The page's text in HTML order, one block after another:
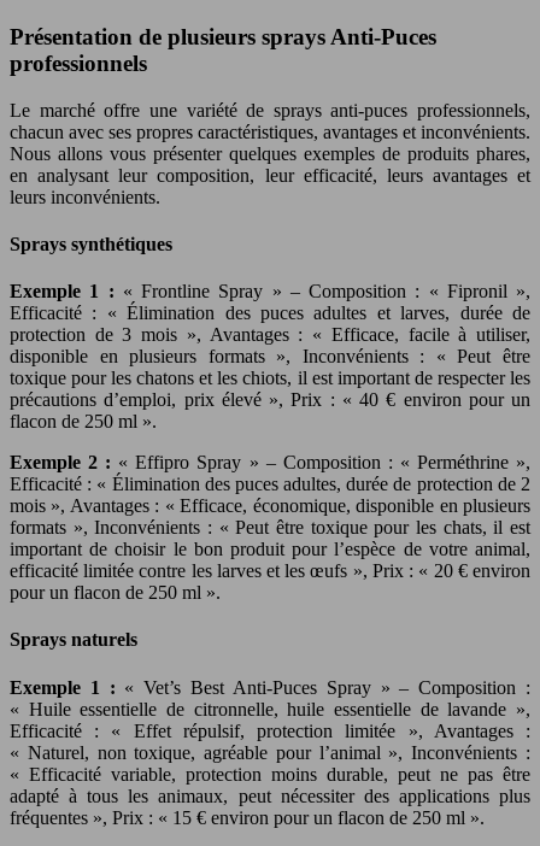
Présentation de plusieurs sprays Anti-Puces
professionnels
Le marché offre une variété de sprays anti-puces professionnels,
chacun avec ses propres caractéristiques, avantages et inconvénients.
Nous allons vous présenter quelques exemples de produits phares,
en analysant leur composition, leur efficacité, leurs avantages et
leurs inconvénients.
Sprays synthétiques
Exemple 1 : « Frontline Spray » – Composition : « Fipronil »,
Efficacité : « Élimination des puces adultes et larves, durée de
protection de 3 mois », Avantages : « Efficace, facile à utiliser,
disponible en plusieurs formats », Inconvénients : « Peut être
toxique pour les chatons et les chiots, il est important de respecter les
précautions d’emploi, prix élevé », Prix : « 40 € environ pour un
flacon de 250 ml ».
Exemple 2 : « Effipro Spray » – Composition : « Perméthrine »,
Efficacité : « Élimination des puces adultes, durée de protection de 2
mois », Avantages : « Efficace, économique, disponible en plusieurs
formats », Inconvénients : « Peut être toxique pour les chats, il est
important de choisir le bon produit pour l’espèce de votre animal,
efficacité limitée contre les larves et les œufs », Prix : « 20 € environ
pour un flacon de 250 ml ».
Sprays naturels
Exemple 1 : « Vet’s Best Anti-Puces Spray » – Composition :
« Huile essentielle de citronnelle, huile essentielle de lavande »,
Efficacité : « Effet répulsif, protection limitée », Avantages :
« Naturel, non toxique, agréable pour l’animal », Inconvénients :
« Efficacité variable, protection moins durable, peut ne pas être
adapté à tous les animaux, peut nécessiter des applications plus
fréquentes », Prix : « 15 € environ pour un flacon de 250 ml ».